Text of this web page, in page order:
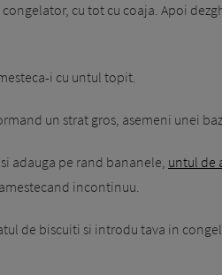
cu tot cu coaja. Apoi
i cu untul topit.
un strat gros, asemeni unei
adauga pe rand bananele, untul de
incontinuu.
de biscuiti si introdu tava in